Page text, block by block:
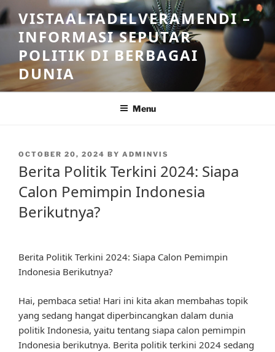
Skip
to
content
VISTAALTADELVERAMENDI –
INFORMASI SEPUTAR
POLITIK DI BERBAGAI
DUNIA
Menu
POSTED
OCTOBER 20, 2024 BY ADMINVIS
Berita Politik Terkini 2024: Siapa
Calon Pemimpin Indonesia
Berikutnya?
Berita Politik Terkini 2024: Siapa Calon Pemimpin
Indonesia Berikutnya?
Hai, pembaca setia! Hari ini kita akan membahas topik
yang sedang hangat diperbincangkan dalam dunia
politik Indonesia, yaitu tentang siapa calon pemimpin
Indonesia berikutnya. Berita politik terkini 2024 sedang